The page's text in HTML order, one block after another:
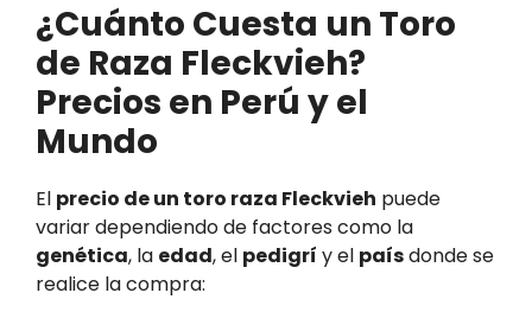
¿Cuánto Cuesta un Toro
de Raza Fleckvieh?
Precios en Perú y el
Mundo
El precio de un toro raza Fleckvieh puede
variar dependiendo de factores como la
genética, la edad, el pedigrí y el paísdonde se
realice la compra: